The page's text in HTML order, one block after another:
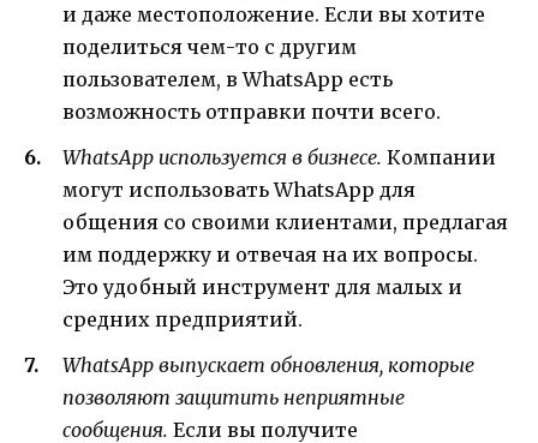
и даже местоположение. Если вы хотите
поделиться чем-то с другим
пользователем, в WhatsApp есть
возможность отправки почти всего.
WhatsApp используется в бизнесе. Компании
могут использовать WhatsApp для
общения со своими клиентами, предлагая
им поддержку и отвечая на их вопросы.
Это удобный инструмент для малых и
средних предприятий.
WhatsApp выпускает обновления, которые
позволяют защитить неприятные
сообщения. Если вы получите